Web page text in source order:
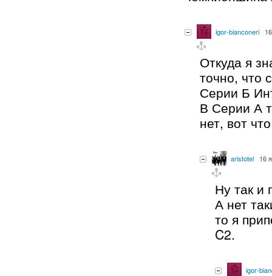
igor-bianconeri
Откуда я
точно, что
Серии Б
В Серии А
нет, вот
aristotel 16
Ну так и
А нет
то я
C2.
igor-